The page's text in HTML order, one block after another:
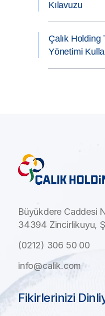
Kılavuzu
Çalık Holding
Yönetimi
Büyükdere Caddesi
34394 Zincirlikuyu,
(0212) 306 50 00
info@calik.com
Fikirlerinizi